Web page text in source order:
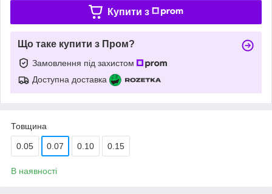
Купити з
Що таке купити з Пром?
Замовлення під захистом
Доступна доставка
Товщина
0.05 0.07 0.10 0.15
В наявності